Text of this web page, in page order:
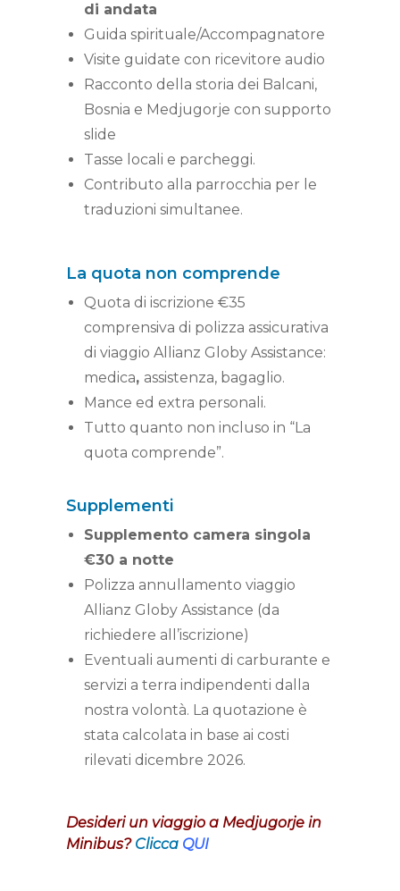
di andata
Guida spirituale/Accompagnatore
Visite guidate con ricevitore audio
Racconto della storia dei Balcani,
Bosnia e Medjugorje con supporto
slide
Tasse locali e parcheggi.
Contributo alla parrocchia per le
traduzioni simultanee.
La quota non comprende
Quota di iscrizione €35
comprensiva di polizza assicurativa
di viaggio Allianz Globy Assistance:
medica, assistenza, bagaglio.
Mance ed extra personali.
Tutto quanto non incluso in “La
quota comprende”.
Supplementi
Supplemento camera singola
€30 a notte
Polizza annullamento viaggio
Allianz Globy Assistance (da
richiedere all’iscrizione)
Eventuali aumenti di carburante e
servizi a terra indipendenti dalla
nostra volontà. La quotazione è
stata calcolata in base ai costi
rilevati dicembre 2026.
Desideri un viaggio a Medjugorje in
Minibus? Clicca QUI